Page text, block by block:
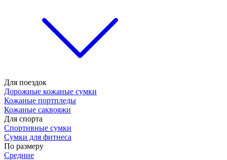
Для поездок
Дорожные кожаные сумки
Кожаные портпледы
Кожаные саквояжи
Для спорта
Спортивные сумки
Сумки для фитнеса
По размеру
Средние